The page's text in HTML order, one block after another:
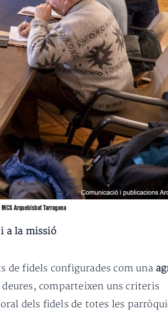
Arquebisbat Tarragona
a la missió
de fidels configurades com una
comparteixen uns criteris
dels fidels de totes les